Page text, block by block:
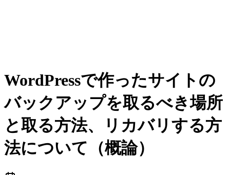
WordPressで作ったサイトの
バックアップを取るべき場所
と取る方法、リカバリする方
法について（概論）